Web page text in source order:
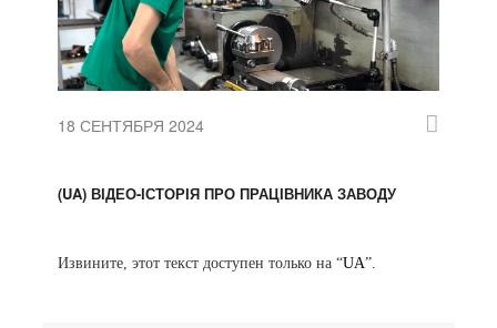
18 СЕНТЯБРЯ 2024
(UA) ВІДЕО-ІСТОРІЯ ПРО ПРАЦІВНИКА ЗАВОДУ
Извините, этот текст доступен только на “UA”.